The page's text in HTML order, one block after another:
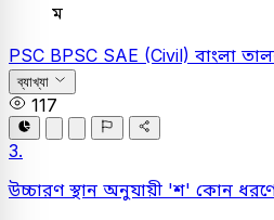
ম
PSC BPSC SAE (Civil) বাংলা
ব্যাখ্যা
117
3.
উচ্চারণ স্থান অনুযায়ী 'শ' কোন